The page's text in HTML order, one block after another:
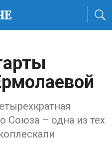
Союза – одна из тех